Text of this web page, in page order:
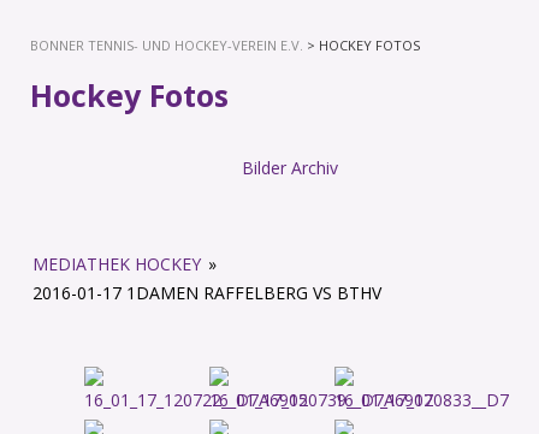
BONNER TENNIS- UND HOCKEY-VEREIN E.V. > HOCKEY FOTOS
Hockey Fotos
Bilder Archiv
MEDIATHEK HOCKEY »
2016-01-17 1DAMEN RAFFELBERG VS BTHV